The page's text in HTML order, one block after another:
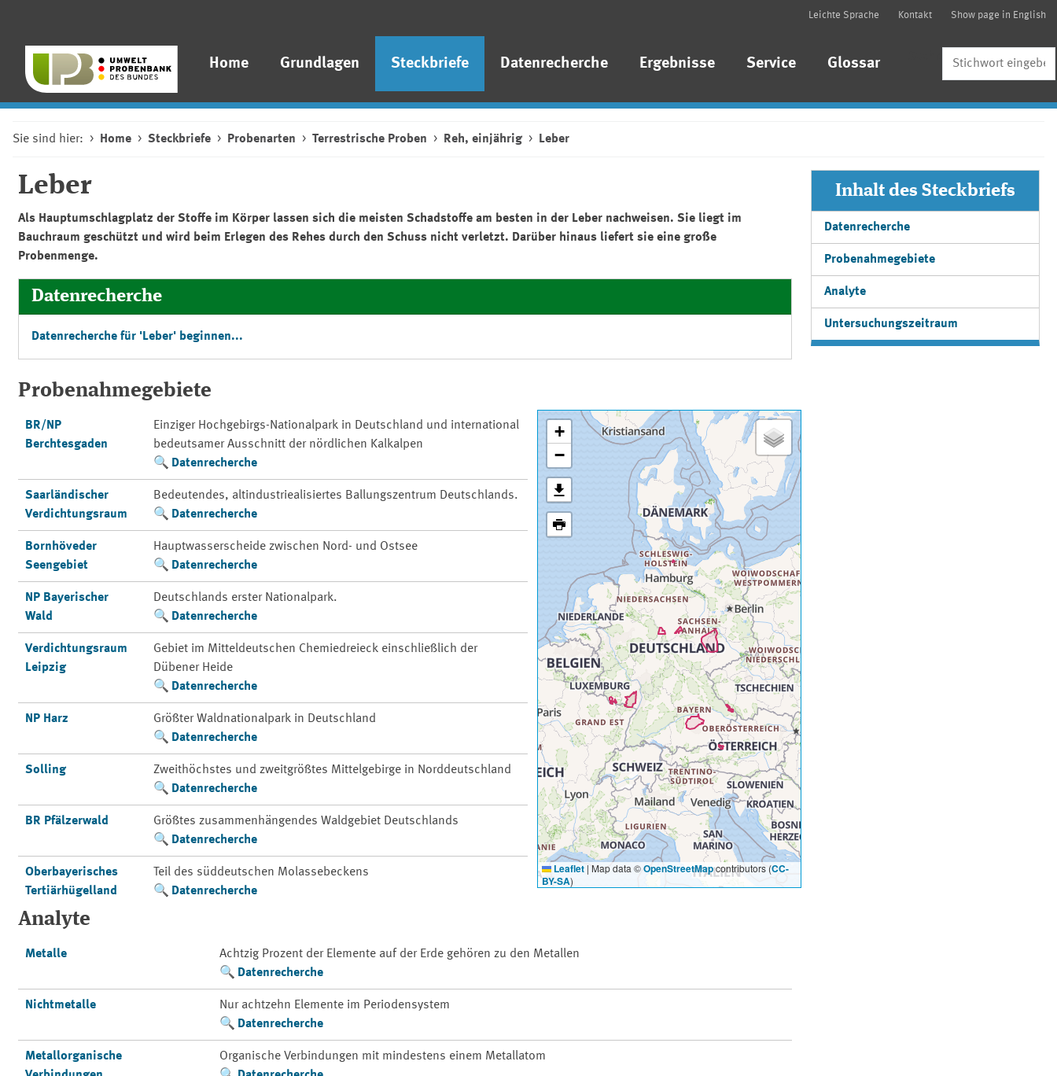
Leichte Sprache Kontakt Show page in English
Home Grundlagen Steckbriefe Datenrecherche Ergebnisse Service Glossar
Sie sind hier: Home Steckbriefe Probenarten Terrestrische Proben Reh, einjährig Leber
Leber
Als Hauptumschlagplatz der Stoffe im Körper lassen sich die meisten Schadstoffe am besten in der Leber nachweisen. Sie liegt im
Bauchraum geschützt und wird beim Erlegen des Rehes durch den Schuss nicht verletzt. Darüber hinaus liefert sie eine große
Probenmenge.
Datenrecherche
Datenrecherche für 'Leber' beginnen...
Probenahmegebiete
BR/NP
Berchtesgaden
Einziger Hochgebirgs-Nationalpark in Deutschland und international
bedeutsamer Ausschnitt der nördlichen Kalkalpen
Datenrecherche
Saarländischer
Verdichtungsraum
Bedeutendes, altindustriealisiertes Ballungszentrum Deutschlands.
Datenrecherche
Bornhöveder
Seengebiet
Hauptwasserscheide zwischen Nord- und Ostsee
Datenrecherche
NP Bayerischer
Wald
Deutschlands erster Nationalpark.
Datenrecherche
Verdichtungsraum
Leipzig
Gebiet im Mitteldeutschen Chemiedreieck einschließlich der
Dübener Heide
Datenrecherche
NP Harz
Größter Waldnationalpark in Deutschland
Datenrecherche
Solling
Zweithöchstes und zweitgrößtes Mittelgebirge in Norddeutschland
Datenrecherche
BR Pfälzerwald
Größtes zusammenhängendes Waldgebiet Deutschlands
Datenrecherche
Oberbayerisches
Tertiärhügelland
Teil des süddeutschen Molassebeckens
Datenrecherche
+
−
Leaflet | Map data ©OpenStreetMapcontributors (CC-
BY-SA)
Analyte
Metalle
Achtzig Prozent der Elemente auf der Erde gehören zu den Metallen
Datenrecherche
Nichtmetalle
Nur achtzehn Elemente im Periodensystem
Datenrecherche
Metallorganische
Organische Verbindungen mit mindestens einem Metallatom
Inhalt des Steckbriefs
Datenrecherche
Probenahmegebiete
Analyte
Untersuchungszeitraum